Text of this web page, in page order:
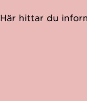
Här hittar du